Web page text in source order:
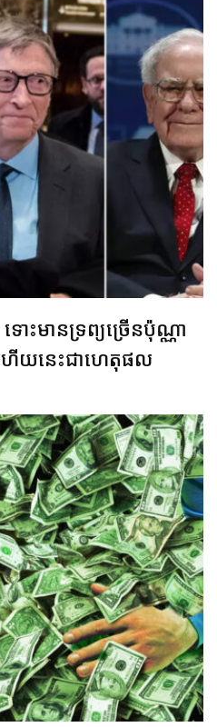
ោះមានទ្រព្យច្រើនប៉ុណ្ណា
ហើយនេះជាហេតុផល